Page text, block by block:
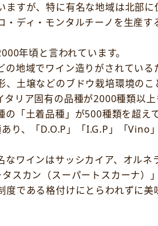
ますが、特に有名な地域は北部
ディ・モンタルチーノを生産す
年頃と言われています。
地域でワイン造りがされてい
土壌などのブドウ栽培環境のこ
リア固有の品種が2000種類以上
「土着品種」が500種類を超えて
り、「D.O.P」「I.G.P」「Vino
ワインはサッシカイア、オルネ
スカン（スーパートスカーナ）
である格付けにとらわれずに美